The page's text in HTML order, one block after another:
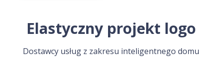
Elastyczny projekt logo
Dostawcy usług z zakresu inteligentnego domu